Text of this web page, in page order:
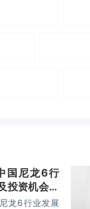
国尼龙6行
投资机会洞
龙6行业发展